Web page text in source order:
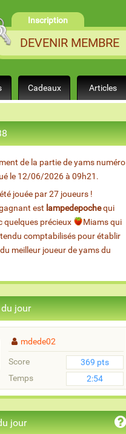
Inscription
DEVENIR MEMBRE
Cadeaux Articles
de la partie de yams numéro
le 12/06/2026 à 09h21.
jouée par 27 joueurs !
est lampedepochequi
quelques précieux
Miams qui
comptabilisés pour établir
meilleur joueur de yams du
jour
mdede02
Score
369 pts
Temps
2:54
jour